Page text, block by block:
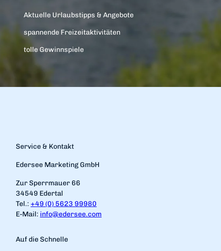
Aktuelle Urlaubstipps & Angebote
spannende Freizeitaktivitäten
tolle Gewinnspiele
Service & Kontakt
Edersee Marketing GmbH
Zur Sperrmauer 66
34549 Edertal
Tel.: +49 (0) 5623 99980
E-Mail: info@edersee.com
Auf die Schnelle